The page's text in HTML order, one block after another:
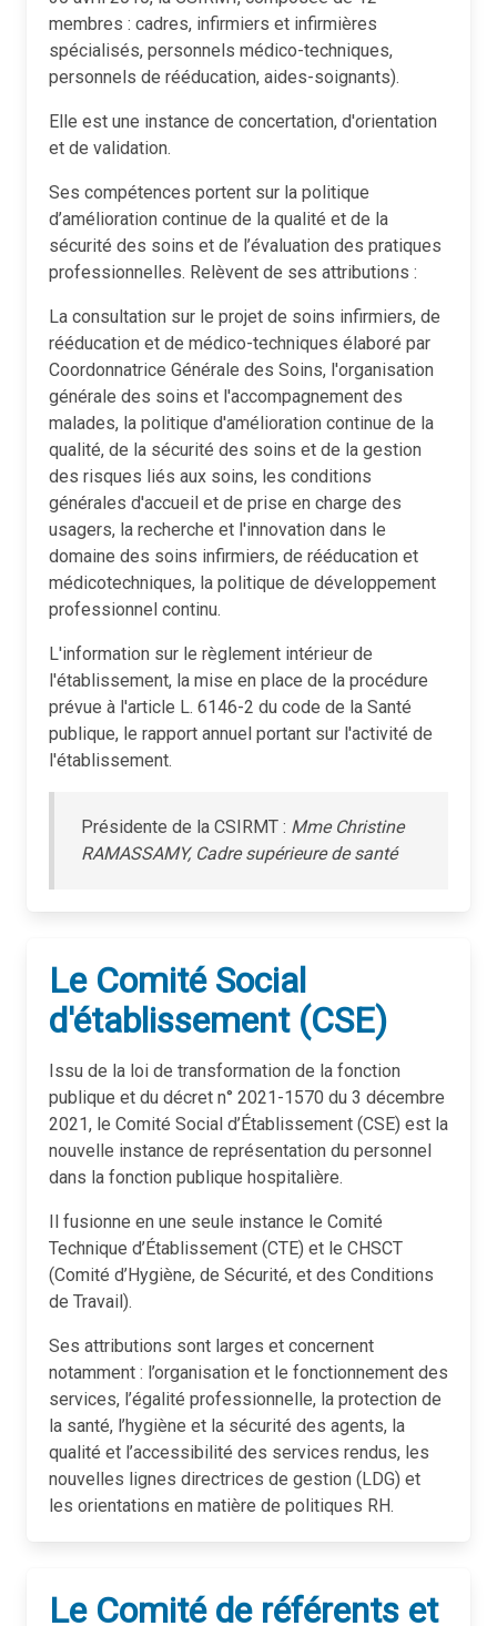
membres : cadres, infirmiers et infirmières
spécialisés, personnels médico-techniques,
personnels de rééducation, aides-soignants).
Elle est une instance de concertation, d'orientation
et de validation.
Ses compétences portent sur la politique
d’amélioration continue de la qualité et de la
sécurité des soins et de l’évaluation des pratiques
professionnelles. Relèvent de ses attributions :
La consultation sur le projet de soins infirmiers, de
rééducation et de médico-techniques élaboré par
Coordonnatrice Générale des Soins, l'organisation
générale des soins et l'accompagnement des
malades, la politique d'amélioration continue de la
qualité, de la sécurité des soins et de la gestion
des risques liés aux soins, les conditions
générales d'accueil et de prise en charge des
usagers, la recherche et l'innovation dans le
domaine des soins infirmiers, de rééducation et
médicotechniques, la politique de développement
professionnel continu.
L'information sur le règlement intérieur de
l'établissement, la mise en place de la procédure
prévue à l'article L. 6146-2 du code de la Santé
publique, le rapport annuel portant sur l'activité de
l'établissement.
Présidente de la CSIRMT : Mme Christine
RAMASSAMY, Cadre supérieure de santé
Le Comité Social
d'établissement (CSE)
Issu de la loi de transformation de la fonction
publique et du décret n° 2021-1570 du 3 décembre
2021, le Comité Social d’Établissement (CSE) est la
nouvelle instance de représentation du personnel
dans la fonction publique hospitalière.
Il fusionne en une seule instance le Comité
Technique d’Établissement (CTE) et le CHSCT
(Comité d’Hygiène, de Sécurité, et des Conditions
de Travail).
Ses attributions sont larges et concernent
notamment : l’organisation et le fonctionnement des
services, l’égalité professionnelle, la protection de
la santé, l’hygiène et la sécurité des agents, la
qualité et l’accessibilité des services rendus, les
nouvelles lignes directrices de gestion (LDG) et
les orientations en matière de politiques RH.
Le Comité de référents et